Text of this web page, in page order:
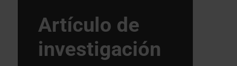
Artículo de
investigación